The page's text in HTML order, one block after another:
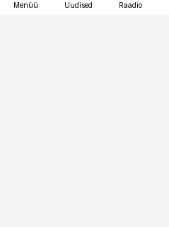
Menüü Uudised Raadio